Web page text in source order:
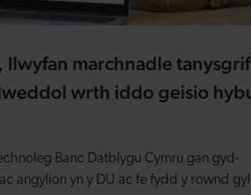
marchnadle
wrth iddo geisio
Banc Datblygu Cymru gan gyd-
angylion yn y DU ac fe fydd y rownd